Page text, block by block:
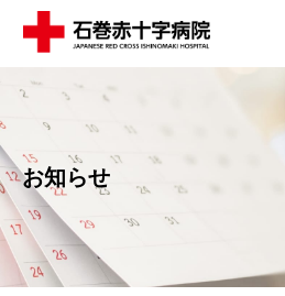
医療関係者の方
お知らせ